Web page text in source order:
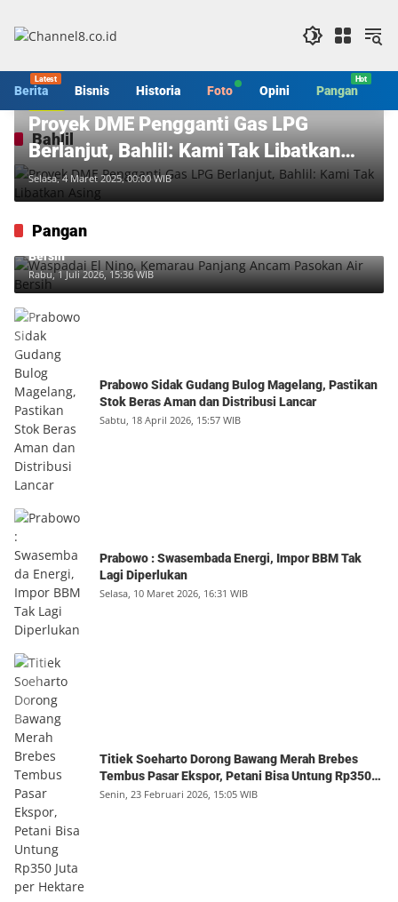
konten
Berita Bisnis Historia Foto Opini Pangan
Bahlil
Proyek DME Pengganti Gas LPG
Berlanjut, Bahlil: Kami Tak Libatkan
Asing
Selasa, 4 Maret 2025, 00:00 WIB
Pangan
Waspadai El Nino, Kemarau Panjang Ancam Pasokan Air
Bersih
Rabu, 1 Juli 2026, 15:36 WIB
Prabowo Sidak Gudang Bulog Magelang, Pastikan
Stok Beras Aman dan Distribusi Lancar
Sabtu, 18 April 2026, 15:57 WIB
Prabowo : Swasembada Energi, Impor BBM Tak
Lagi Diperlukan
Selasa, 10 Maret 2026, 16:31 WIB
Titiek Soeharto Dorong Bawang Merah Brebes
Tembus Pasar Ekspor, Petani Bisa Untung Rp350
Juta per Hektare
Senin, 23 Februari 2026, 15:05 WIB